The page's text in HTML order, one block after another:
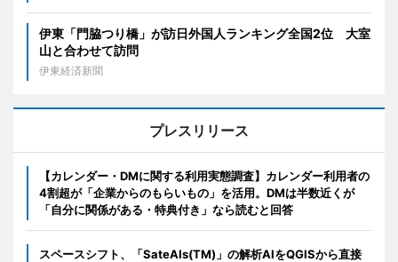
伊東「門脇つり橋」が訪日外国人ランキング全国2位 大室
山と合わせて訪問
伊東経済新聞
プレスリリース
【カレンダー・DMに関する利用実態調査】カレンダー利用者の
4割超が「企業からのもらいもの」を活用。DMは半数近くが
「自分に関係がある・特典付き」なら読むと回答
スペースシフト、「SateAIs(TM)」の解析AIをQGISから直接